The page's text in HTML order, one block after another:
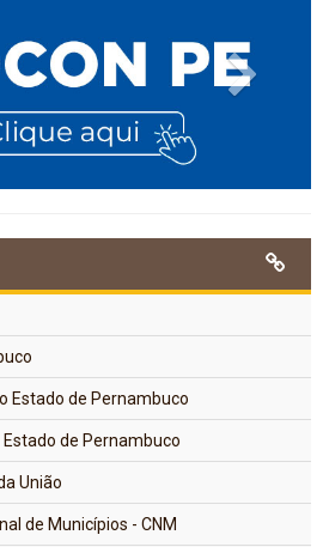
Estado de Pernambuco
de Pernambuco
União
de Municípios - CNM